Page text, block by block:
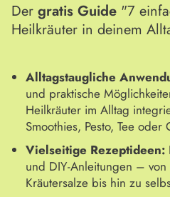
Der gratis Guide "7
Heilkräuter in deinem
Alltagstaugliche
und praktische
Heilkräuter im Alltag
Smoothies, Pesto, Tee oder
Vielseitige Rezeptideen:
und DIY-Anleitungen – von
Kräutersalze bis hin zu